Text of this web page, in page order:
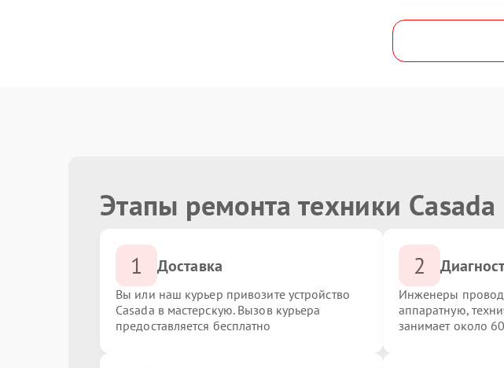
Этапы ремонта техники Casada
1 Доставка
Вы или наш курьер привозите устройство
Casada в мастерскую. Вызов курьера
предоставляется бесплатно
2
Инженеры
аппаратную,
занимает около